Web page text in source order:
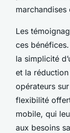
Les
ces
la simplicité
et la
opérateurs
flexibilité
mobile, qui
aux besoins